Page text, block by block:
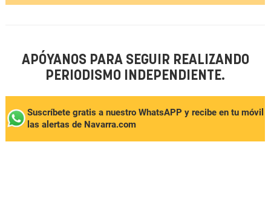
APÓYANOS PARA SEGUIR REALIZANDO
PERIODISMO INDEPENDIENTE.
Suscríbete gratis a nuestro WhatsAPP y recibe en tu móvil
las alertas de Navarra.com